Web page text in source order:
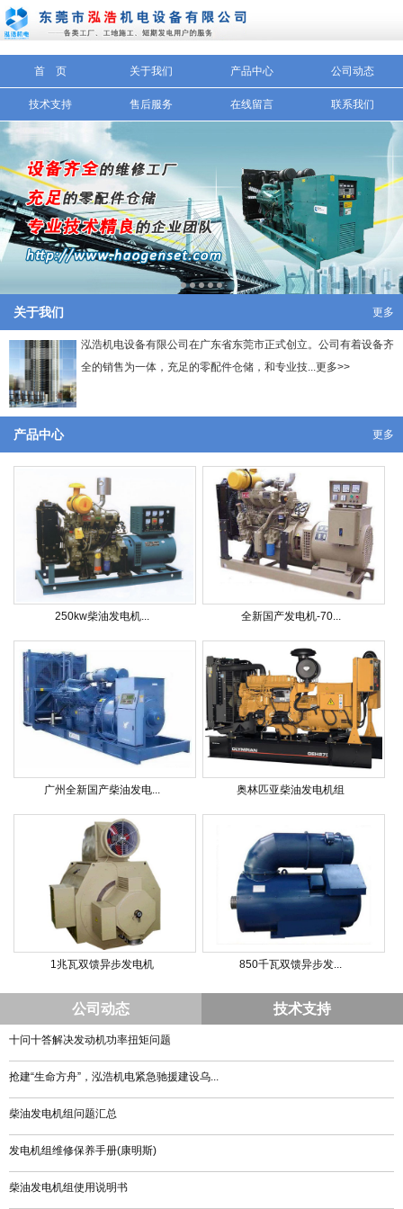
首 页 关于我们 产品中心 公司动态
技术支持 售后服务 在线留言 联系我们
更多
关于我们
泓浩机电设备有限公司在广东省东莞市正式创立。公司有着设备齐
全的销售为一体，充足的零配件仓储，和专业技...更多>>
更多
产品中心
250kw柴油发电机... 全新国产发电机-70...
广州全新国产柴油发电... 奥林匹亚柴油发电机组
1兆瓦双馈异步发电机 850千瓦双馈异步发...
公司动态 技术支持
十问十答解决发动机功率扭矩问题
抢建“生命方舟”，泓浩机电紧急驰援建设乌...
柴油发电机组问题汇总
发电机组维修保养手册(康明斯)
柴油发电机组使用说明书
信息搜索
搜索